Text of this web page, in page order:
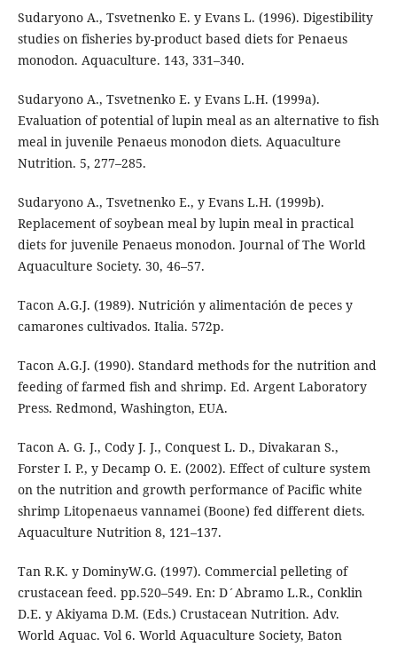
Sudaryono A., Tsvetnenko E. y Evans L. (1996). Digestibility
studies on fisheries by-product based diets for Penaeus
monodon. Aquaculture. 143, 331–340.
Sudaryono A., Tsvetnenko E. y Evans L.H. (1999a).
Evaluation of potential of lupin meal as an alternative to fish
meal in juvenile Penaeus monodon diets. Aquaculture
Nutrition. 5, 277–285.
Sudaryono A., Tsvetnenko E., y Evans L.H. (1999b).
Replacement of soybean meal by lupin meal in practical
diets for juvenile Penaeus monodon. Journal of The World
Aquaculture Society. 30, 46–57.
Tacon A.G.J. (1989). Nutrición y alimentación de peces y
camarones cultivados. Italia. 572p.
Tacon A.G.J. (1990). Standard methods for the nutrition and
feeding of farmed fish and shrimp. Ed. Argent Laboratory
Press. Redmond, Washington, EUA.
Tacon A. G. J., Cody J. J., Conquest L. D., Divakaran S.,
Forster I. P., y Decamp O. E. (2002). Effect of culture system
on the nutrition and growth performance of Pacific white
shrimp Litopenaeus vannamei (Boone) fed different diets.
Aquaculture Nutrition 8, 121–137.
Tan R.K. y DominyW.G. (1997). Commercial pelleting of
crustacean feed. pp.520–549. En: D´Abramo L.R., Conklin
D.E. y Akiyama D.M. (Eds.) Crustacean Nutrition. Adv.
World Aquac. Vol 6. World Aquaculture Society, Baton